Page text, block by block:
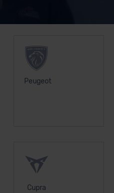
Peugeot
Cupra